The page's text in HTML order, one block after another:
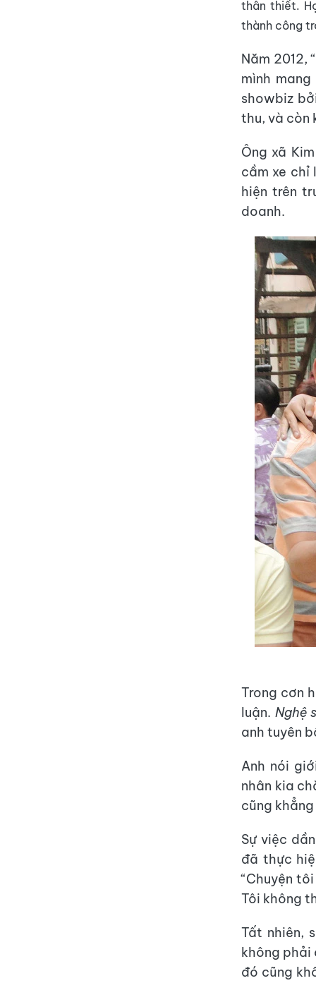
thân thiết.
thành công
Năm 2012,
mình
showbiz
thu, và còn
Ông xã
cầm xe chỉ
hiện trên
doanh.
Trong cơn
luận. Nghệ
anh tuyên
Anh nói
nhân kia
cũng
Sự việc
đã thực
“Chuyện
Tôi không
Tất nhiên,
không phải
đó cũng